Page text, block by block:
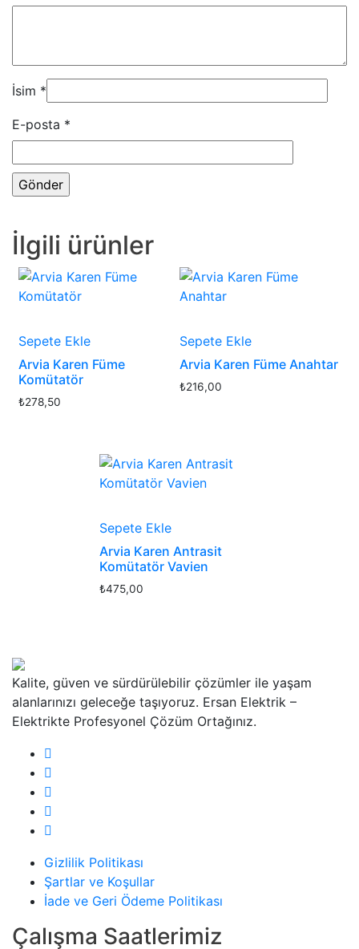
İsim *
E-posta *
İlgili ürünler
Sepete Ekle
Arvia Karen Füme
Komütatör
₺278,50
Sepete Ekle
Arvia Karen Füme Anahtar
₺216,00
Sepete Ekle
Arvia Karen Antrasit
Komütatör Vavien
₺475,00
Kalite, güven ve sürdürülebilir çözümler ile yaşam
alanlarınızı geleceğe taşıyoruz. Ersan Elektrik –
Elektrikte Profesyonel Çözüm Ortağınız.
Gizlilik Politikası
Şartlar ve Koşullar
İade ve Geri Ödeme Politikası
Çalışma Saatlerimiz